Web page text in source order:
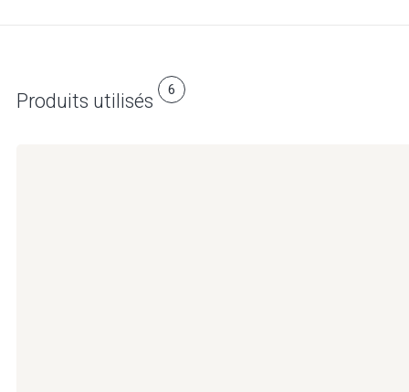
Produits utilisés 6